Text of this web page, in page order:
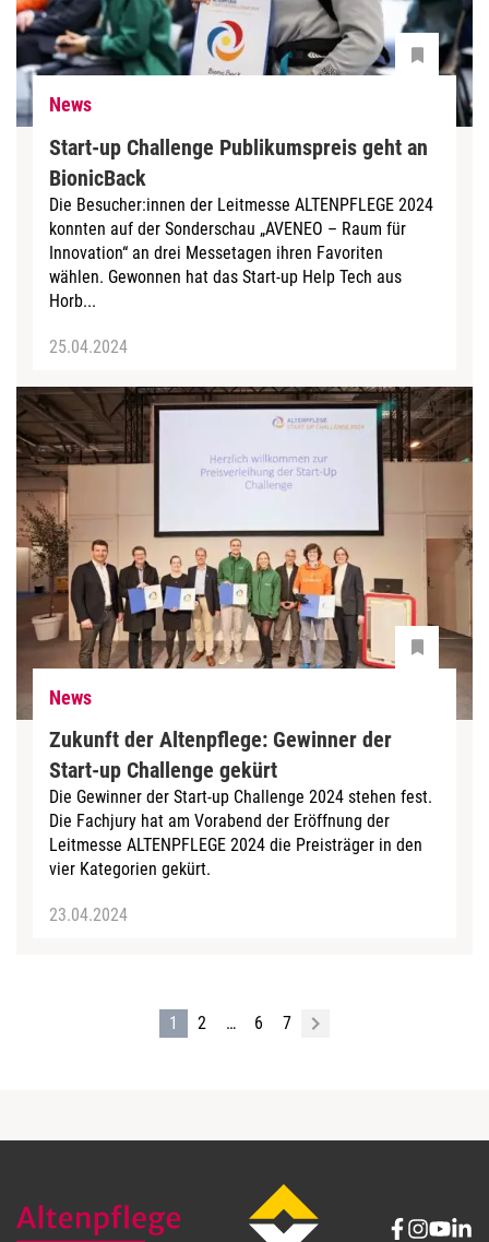
News
Start-up Challenge Publikumspreis geht an
BionicBack
Die Besucher:innen der Leitmesse ALTENPFLEGE 2024
konnten auf der Sonderschau „AVENEO – Raum für
Innovation“ an drei Messetagen ihren Favoriten
wählen. Gewonnen hat das Start-up Help Tech aus
Horb...
25.04.2024
News
Zukunft der Altenpflege: Gewinner der
Start-up Challenge gekürt
Die Gewinner der Start-up Challenge 2024 stehen fest.
Die Fachjury hat am Vorabend der Eröffnung der
Leitmesse ALTENPFLEGE 2024 die Preisträger in den
vier Kategorien gekürt.
23.04.2024
1 2 … 6 7